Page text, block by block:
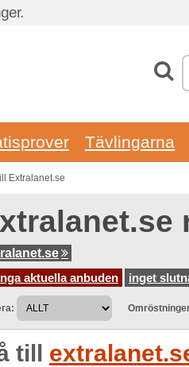
Tävlingarna
Extralanet.se
aktuella anbuden
inget
till